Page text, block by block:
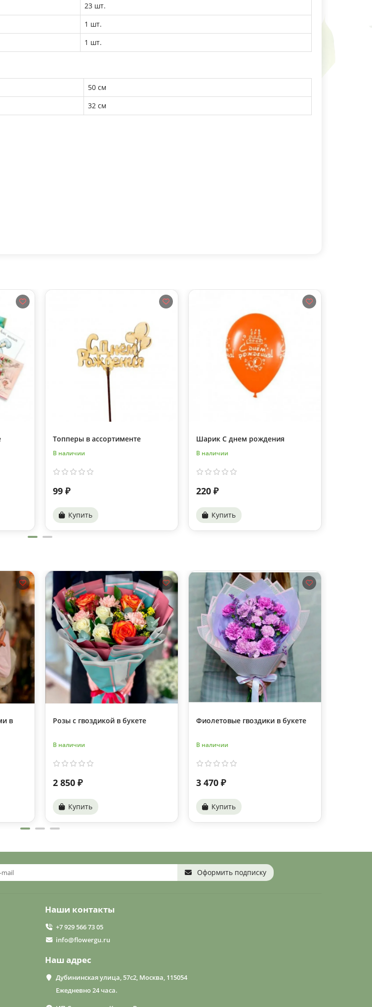
23 шт.
1 шт.
1 шт.
50 см
32 см
Топперы в ассортименте
В наличии
99 ₽
Купить
Шарик С днем рождения
В наличии
220 ₽
Купить
в
Розы с гвоздикой в букете
В наличии
2 850 ₽
Купить
Фиолетовые гвоздики в букете
В наличии
3 470 ₽
Купить
Оформить подписку
Наши контакты
+7 929 566 73 05
info@flowergu.ru
Наш адрес
Дубининская улица, 57с2, Москва, 115054
Ежедневно 24 часа.